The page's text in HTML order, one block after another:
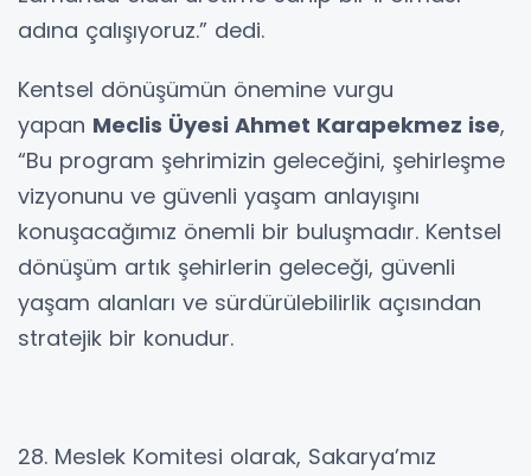
adına çalışıyoruz.” dedi.
Kentsel dönüşümün önemine vurgu
yapan Meclis Üyesi Ahmet Karapekmez ise,
“Bu program şehrimizin geleceğini, şehirleşme
vizyonunu ve güvenli yaşam anlayışını
konuşacağımız önemli bir buluşmadır. Kentsel
dönüşüm artık şehirlerin geleceği, güvenli
yaşam alanları ve sürdürülebilirlik açısından
stratejik bir konudur.
28. Meslek Komitesi olarak, Sakarya’mız